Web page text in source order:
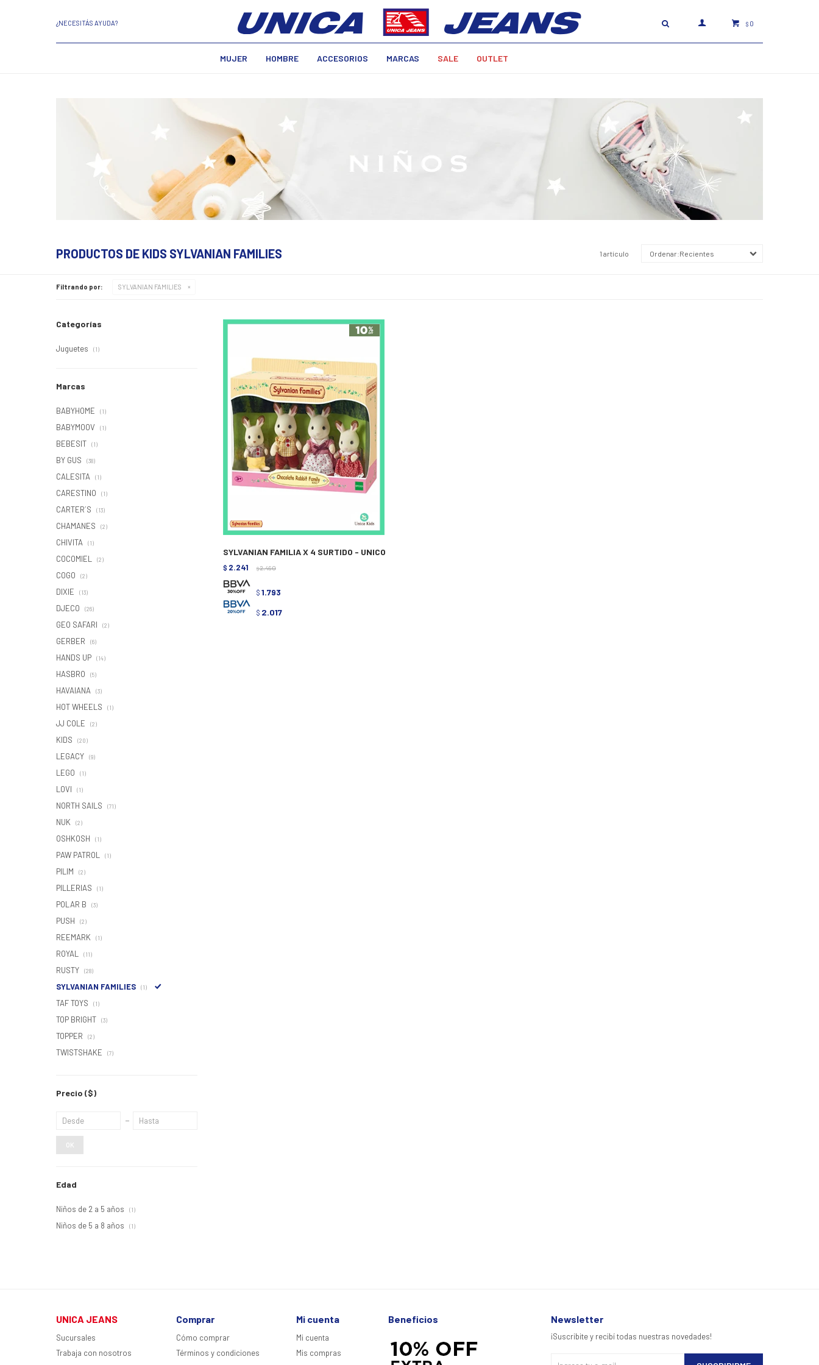
MUJER HOMBRE ACCESORIOS MARCAS SALE OUTLET
$ 0
¿NECESITÁS AYUDA?
PRODUCTOS DE KIDS SYLVANIAN FAMILIES 1 artículo Recientes
Filtrando por: SYLVANIAN FAMILIES
SYLVANIAN FAMILIA X 4 SURTIDO - UNICO
$ 2.241 $ 2.490
$ 1.793
$ 2.017
Categorías
Juguetes (1)
Marcas
BABYHOME (1)
BABYMOOV (1)
BEBESIT (1)
BY GUS (38)
CALESITA (1)
CARESTINO (1)
CARTER´S (13)
CHAMANES (2)
CHIVITA (1)
COCOMIEL (2)
COGO (2)
DIXIE (13)
DJECO (26)
GEO SAFARI (2)
GERBER (6)
HANDS UP (14)
HASBRO (5)
HAVAIANA (3)
HOT WHEELS (1)
JJ COLE (2)
KIDS (20)
LEGACY (9)
LEGO (1)
LOVI (1)
NORTH SAILS (71)
NUK (2)
OSHKOSH (1)
PAW PATROL (1)
PILIM (2)
PILLERIAS (1)
POLAR B (3)
PUSH (2)
REEMARK (1)
ROYAL (11)
RUSTY (28)
SYLVANIAN FAMILIES (1)
TAF TOYS (1)
TOP BRIGHT (3)
TOPPER (2)
TWISTSHAKE (7)
Precio ($)
OK
Edad
Niños de 2 a 5 años (1)
Niños de 5 a 8 años (1)
UNICA JEANS
Sucursales
Trabaja con nosotros
Comprar
Cómo comprar
Términos y condiciones
Mi cuenta
Mi cuenta
Mis compras
Beneficios Newsletter
¡Suscribite y recibí todas nuestras novedades!